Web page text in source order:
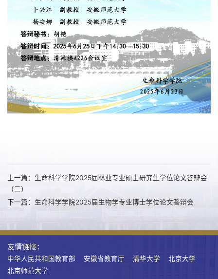
上一篇：生命科学学院2025届林业专业硕士研究生学位论文答辩会
（二）
下一篇：生命科学学院2025届生物学专业博士学位论文答辩会
友情链接：
中华人民共和国教育部 安徽省教育厅 清华大学
北京大学
北京师范大学